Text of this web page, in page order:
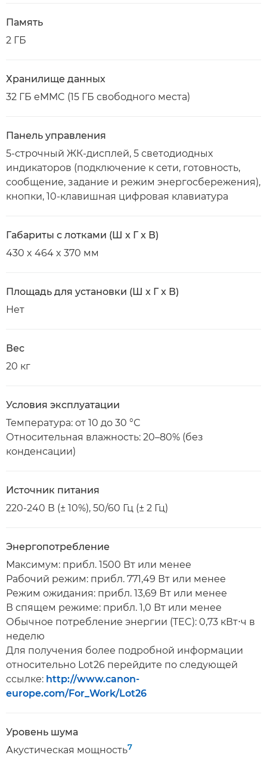
Память
2 ГБ
Хранилище данных
32 ГБ eMMC (15 ГБ свободного места)
Панель управления
5-строчный ЖК-дисплей, 5 светодиодных
индикаторов (подключение к сети, готовность,
сообщение, задание и режим энергосбережения),
кнопки, 10-клавишная цифровая клавиатура
Габариты с лотками (Ш x Г x В)
430 x 464 x 370 мм
Площадь для установки (Ш x Г x В)
Нет
Вес
20 кг
Условия эксплуатации
Температура: от 10 до 30 °С
Относительная влажность: 20–80% (без
конденсации)
Источник питания
220-240 В (± 10%), 50/60 Гц (± 2 Гц)
Энергопотребление
Максимум: прибл. 1500 Вт или менее
Рабочий режим: прибл. 771,49 Вт или менее
Режим ожидания: прибл. 13,69 Вт или менее
В спящем режиме: прибл. 1,0 Вт или менее
Обычное потребление энергии (TEC): 0,73 кВт⋅ч в
неделю
Для получения более подробной информации
относительно Lot26 перейдите по следующей
ссылке: http://www.canon-
europe.com/For_Work/Lot26
Уровень шума
Акустическая мощность7